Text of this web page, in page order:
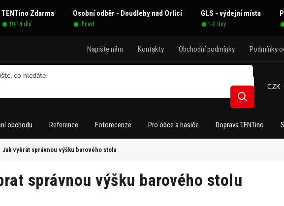
TENTino Zdarma Osobní odběr - Doudleby nad Orlicí GLS - výdejní místa
10-14 dní ihned 1-3 dny
Napište nám Kontakty Obchodní podmínky Podmínky
CZK
Hledat
obchodu Reference Fotorecenze Pro obce a hasiče Doprava TENTino
Jak vybrat správnou výšku barového stolu
správnou výšku barového stolu